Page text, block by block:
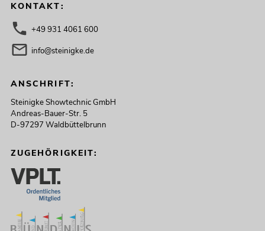
KONTAKT:
+49 931 4061 600
info@steinigke.de
ANSCHRIFT:
Steinigke Showtechnic GmbH
Andreas-Bauer-Str. 5
D-97297 Waldbüttelbrunn
ZUGEHÖRIGKEIT: